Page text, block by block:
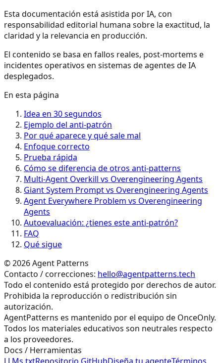
Esta documentación está asistida por IA, con
responsabilidad editorial humana sobre la exactitud, la
claridad y la relevancia en producción.
El contenido se basa en fallos reales, post-mortems e
incidentes operativos en sistemas de agentes de IA
desplegados.
En esta página
Idea en 30 segundos
Ejemplo del anti-patrón
Por qué aparece y qué sale mal
Enfoque correcto
Prueba rápida
Cómo se diferencia de otros anti-patterns
Multi-Agent Overkill vs Overengineering Agents
Giant System Prompt vs Overengineering Agents
Agent Everywhere Problem vs Overengineering
Agents
Autoevaluación: ¿tienes este anti-patrón?
FAQ
Qué sigue
©2026Agent Patterns
Contacto / correcciones: hello@agentpatterns.tech
Todo el contenido está protegido por derechos de autor.
Prohibida la reproducción o redistribución sin
autorización.
AgentPatterns es mantenido por el equipo de OnceOnly.
Todos los materiales educativos son neutrales respecto
a los proveedores.
Docs / Herramientas